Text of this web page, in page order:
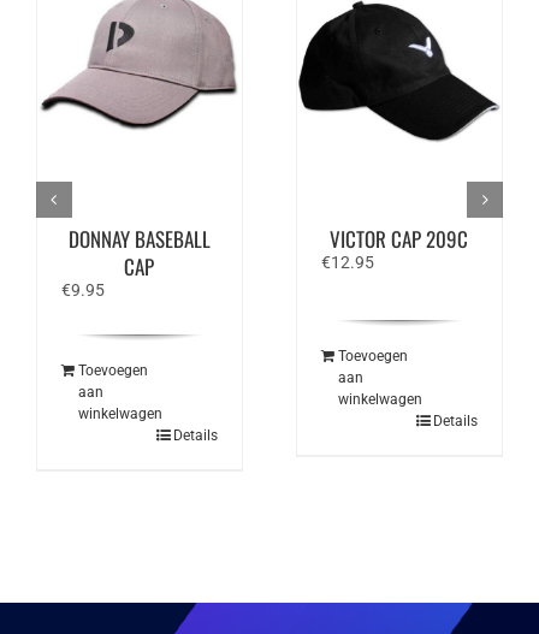
DONNAY BASEBALL
CAP
€9.95
Toevoegen
aan
winkelwagen
Details
VICTOR CAP 209C
€12.95
Toevoegen
aan
winkelwagen
Details